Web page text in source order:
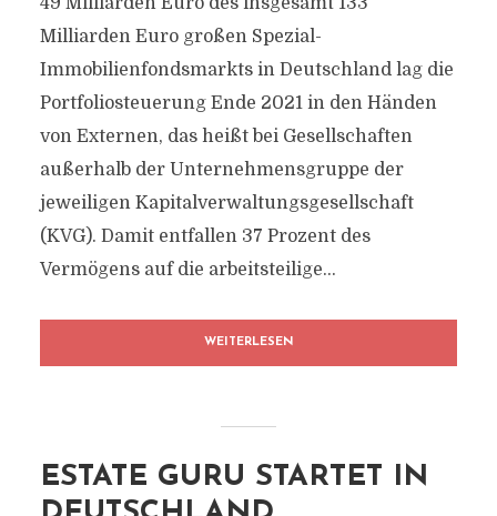
Milliarden Euro großen Spezial-
Immobilienfondsmarkts in Deutschland lag die
Portfoliosteuerung Ende 2021 in den Händen
von Externen, das heißt bei Gesellschaften
außerhalb der Unternehmensgruppe der
jeweiligen Kapitalverwaltungsgesellschaft
(KVG). Damit entfallen 37 Prozent des
Vermögens auf die arbeitsteilige...
WEITERLESEN
ESTATE GURU STARTET IN